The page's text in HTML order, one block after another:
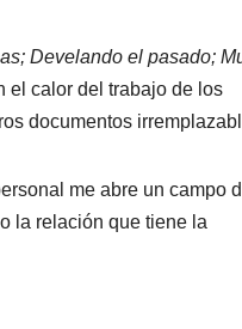
Develando el pasado;
el calor del trabajo de los
documentos
me abre un campo
la relación que tiene la